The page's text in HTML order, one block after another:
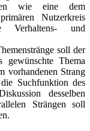
wie eine dem
Nutzerkreis
Verhaltens- und
soll der
gewünschte Thema
vorhandenen Strang
Suchfunktion des
desselben
Strängen soll